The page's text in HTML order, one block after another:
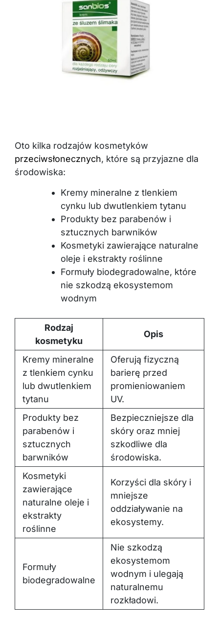
Oto kilka rodzajów kosmetyków
przeciwsłonecznych, które są przyjazne dla
środowiska:
Kremy mineralne z tlenkiem
cynku lub dwutlenkiem tytanu
Produkty bez parabenów i
sztucznych barwników
Kosmetyki zawierające naturalne
oleje i ekstrakty roślinne
Formuły biodegradowalne, które
nie szkodzą ekosystemom
wodnym
Rodzaj
kosmetyku
Opis
Kremy mineralne
z tlenkiem cynku
lub dwutlenkiem
tytanu
Oferują fizyczną
barierę przed
promieniowaniem
UV.
Produkty bez
parabenów i
sztucznych
barwników
Bezpieczniejsze dla
skóry oraz mniej
szkodliwe dla
środowiska.
Kosmetyki
zawierające
naturalne oleje i
ekstrakty
roślinne
Korzyści dla skóry i
mniejsze
oddziaływanie na
ekosystemy.
Formuły
biodegradowalne
Nie szkodzą
ekosystemom
wodnym i ulegają
naturalnemu
rozkładowi.